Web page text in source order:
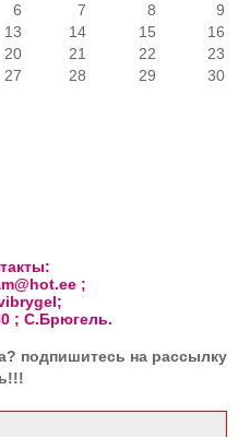
6 7 8
9
13 14 15
16
20 21 22
23
27 28 29
30
;
; С.Брюгель.
подпишитесь на рассылку